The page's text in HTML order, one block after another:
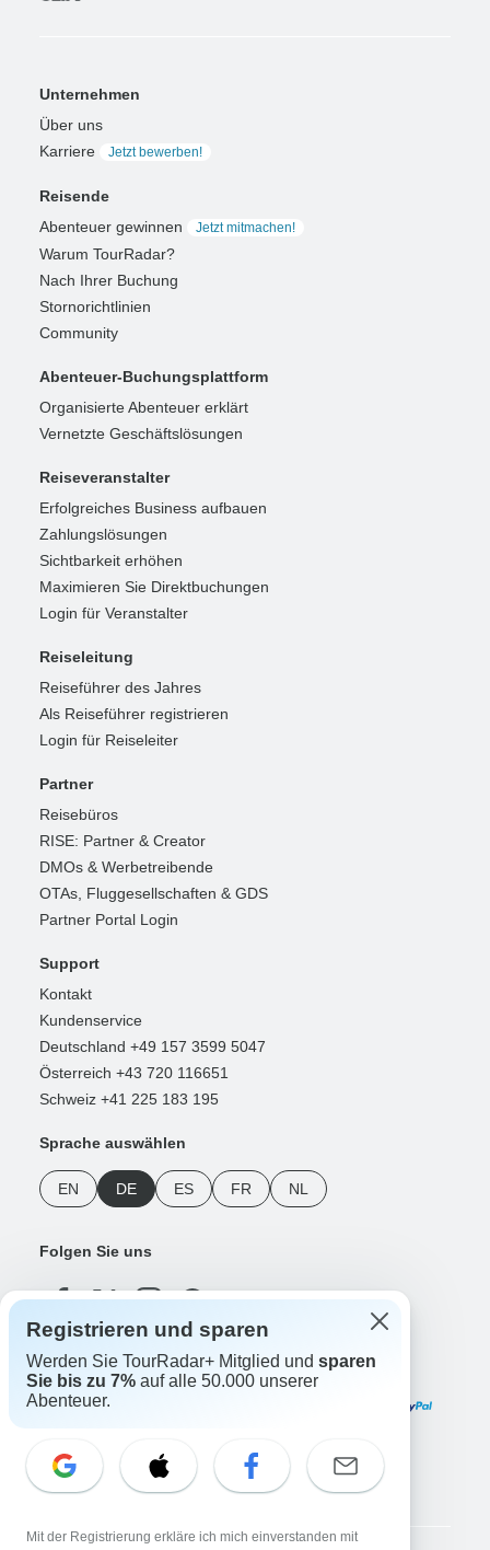
Unternehmen
Über uns
Karriere
Jetzt bewerben!
Reisende
Abenteuer gewinnen
Jetzt mitmachen!
Warum TourRadar?
Nach Ihrer Buchung
Stornorichtlinien
Community
Abenteuer-Buchungsplattform
Organisierte Abenteuer erklärt
Vernetzte Geschäftslösungen
Reiseveranstalter
Erfolgreiches Business aufbauen
Zahlungslösungen
Sichtbarkeit erhöhen
Maximieren Sie Direktbuchungen
Login für Veranstalter
Reiseleitung
Reiseführer des Jahres
Als Reiseführer registrieren
Login für Reiseleiter
Partner
Reisebüros
RISE: Partner & Creator
DMOs & Werbetreibende
OTAs, Fluggesellschaften & GDS
Partner Portal Login
Support
Kontakt
Kundenservice
Deutschland +49 157 3599 5047
Österreich +43 720 116651
Schweiz +41 225 183 195
Sprache auswählen
EN DE ES FR NL
Folgen Sie uns
Zahlungsmethoden
Unsere App herunterladen
Registrieren und sparen
Werden Sie TourRadar+ Mitglied und sparen
Sie bis zu 7% auf alle 50.000 unserer
Abenteuer.
Mit der Registrierung erkläre ich mich einverstanden mit